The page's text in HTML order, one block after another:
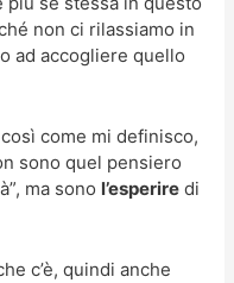
non ci rilassiamo in
ad accogliere quello
come mi definisco,
sono quel pensiero
ma sono l’esperire di
c’è, quindi anche